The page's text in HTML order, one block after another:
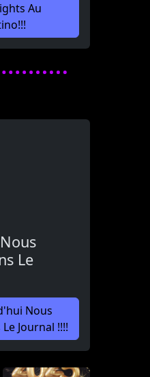
Au
Le
Nous
Journal !!!!